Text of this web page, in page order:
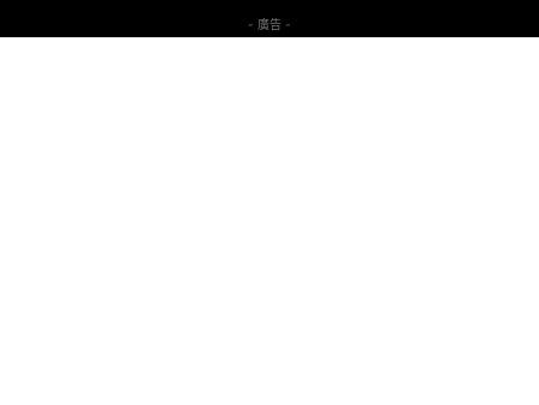
- 廣告 -